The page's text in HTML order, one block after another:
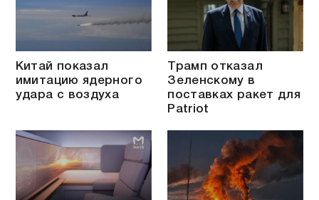
Китай показал
имитацию ядерного
удара с воздуха
Трамп отказал
Зеленскому в
поставках ракет для
Patriot